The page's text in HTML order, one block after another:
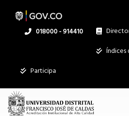
Misión
visión
contenido
Linea
018000 - 914410
Índices
Participa
registros
Buscar: